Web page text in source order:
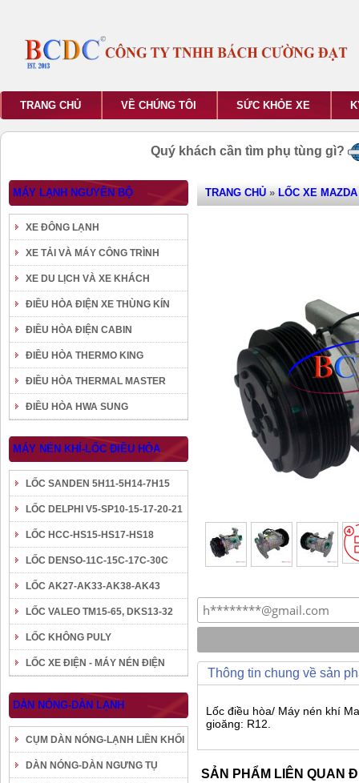
TRANG CHỦ VỀ CHÚNG TÔI SỨC KHỎE XE
Quý khách cần tìm phụ tùng gì?
MÁY LẠNH NGUYÊN BỘ
XE ĐÔNG LẠNH
XE TẢI VÀ MÁY CÔNG TRÌNH
XE DU LỊCH VÀ XE KHÁCH
ĐIỀU HÒA ĐIỆN XE THÙNG KÍN
ĐIỀU HÒA ĐIỆN CABIN
ĐIỀU HÒA THERMO KING
ĐIỀU HÒA THERMAL MASTER
ĐIỀU HÒA HWA SUNG
MÁY NÉN KHÍ-LỐC ĐIỀU HÒA
LỐC SANDEN 5H11-5H14-7H15
LỐC DELPHI V5-SP10-15-17-20-21
LỐC HCC-HS15-HS17-HS18
LỐC DENSO-11C-15C-17C-30C
LỐC AK27-AK33-AK38-AK43
LỐC VALEO TM15-65, DKS13-32
LỐC KHÔNG PULY
LỐC XE ĐIỆN - MÁY NÉN ĐIỆN
DÀN NÓNG-DÀN LẠNH
CỤM DÀN NÓNG-LẠNH LIỀN KHỐI
DÀN NÓNG-DÀN NGƯNG TỤ
TRANG CHỦ » LỐC XE MAZDA
Thông tin chung về sản
Lốc điều hòa/ Máy nén khí
gioăng: R12.
SẢN PHẨM LIÊN QUAN